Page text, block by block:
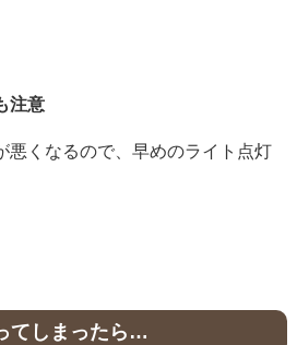
注意
悪くなるので、早めのライト点灯
てしまったら…